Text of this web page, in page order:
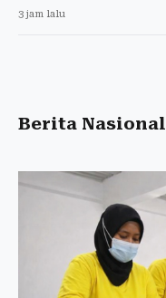
3 jam lalu
Berita Nasional